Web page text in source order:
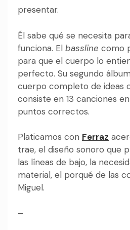
presentar.
Él sabe qué se necesita
funciona. El bassline como
para que el cuerpo lo
perfecto. Su segundo
cuerpo completo de ideas
consiste en 13 canciones
puntos correctos.
Platicamos con Ferraz
trae, el diseño sonoro que
las líneas de bajo, la
material, el porqué de las
Miguel.
–